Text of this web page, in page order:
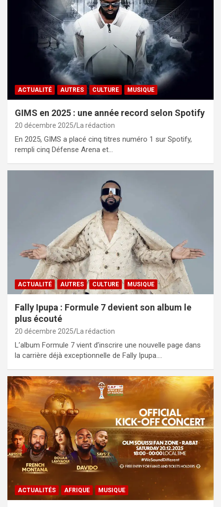
ACTUALITÉ AUTRES CULTURE MUSIQUE
GIMS en 2025 : une année record selon Spotify
20 décembre 2025 La rédaction
En 2025, GIMS a placé cinq titres numéro 1 sur Spotify,
rempli cinq Défense Arena et…
ACTUALITÉ AUTRES CULTURE MUSIQUE
Fally Ipupa : Formule 7 devient son album le
plus écouté
20 décembre 2025 La rédaction
L’album Formule 7 vient d’inscrire une nouvelle page dans
la carrière déjà exceptionnelle de Fally Ipupa.…
ACTUALITÉS AFRIQUE MUSIQUE